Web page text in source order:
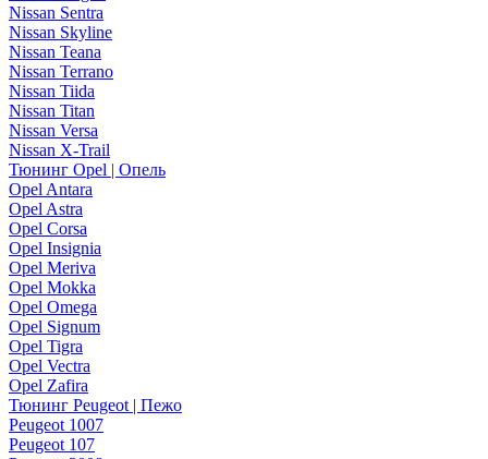
Nissan Sentra
Nissan Skyline
Nissan Teana
Nissan Terrano
Nissan Tiida
Nissan Titan
Nissan Versa
Nissan X-Trail
Тюнинг Opel | Опель
Opel Antara
Opel Astra
Opel Corsa
Opel Insignia
Opel Meriva
Opel Mokka
Opel Omega
Opel Signum
Opel Tigra
Opel Vectra
Opel Zafira
Тюнинг Peugeot | Пежо
Peugeot 1007
Peugeot 107